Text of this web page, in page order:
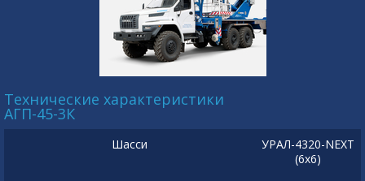
Технические характеристики
АГП-45-3К
Шасси
УРАЛ-4320-NEXT
(6х6)